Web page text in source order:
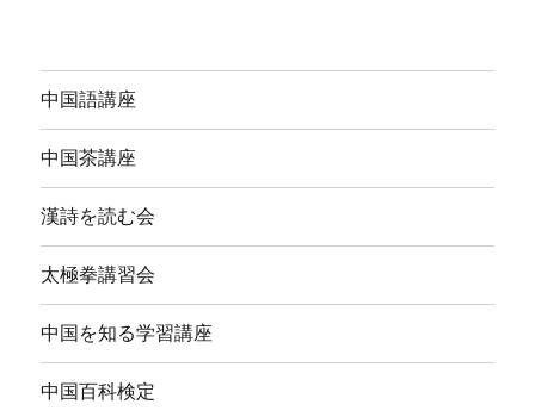
中国語講座
中国茶講座
漢詩を読む会
太極拳講習会
中国を知る学習講座
中国百科検定